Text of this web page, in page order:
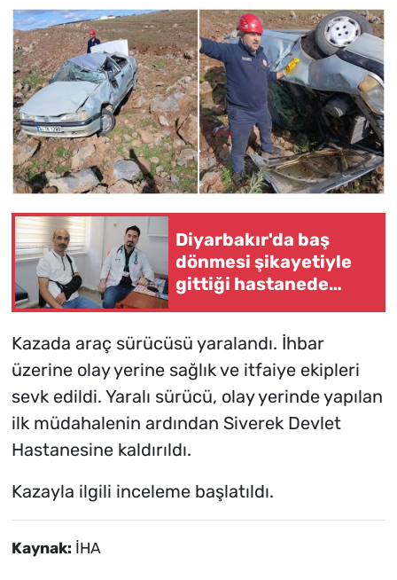
Diyarbakır'da baş
dönmesi şikayetiyle
gittiği hastanede
vaka" olarak
literatüre geçti
Kazada araç sürücüsü yaralandı. İhbar
üzerine olay yerine sağlık ve itfaiye ekipleri
sevk edildi. Yaralı sürücü, olay yerinde yapılan
ilk müdahalenin ardından Siverek Devlet
Hastanesine kaldırıldı.
Kazayla ilgili inceleme başlatıldı.
Kaynak: İHA